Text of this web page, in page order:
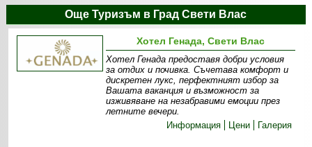
Още Туризъм в Град Свети Влас
Хотел Генада, Свети Влас
Хотел Генада предоставя добри условия
за отдих и почивка. Съчетава комфорт и
дискретен лукс, перфектният избор за
Вашата ваканция и възможност за
изживяване на незабравими емоции през
летните вечери.
Информация
Цени Галерия